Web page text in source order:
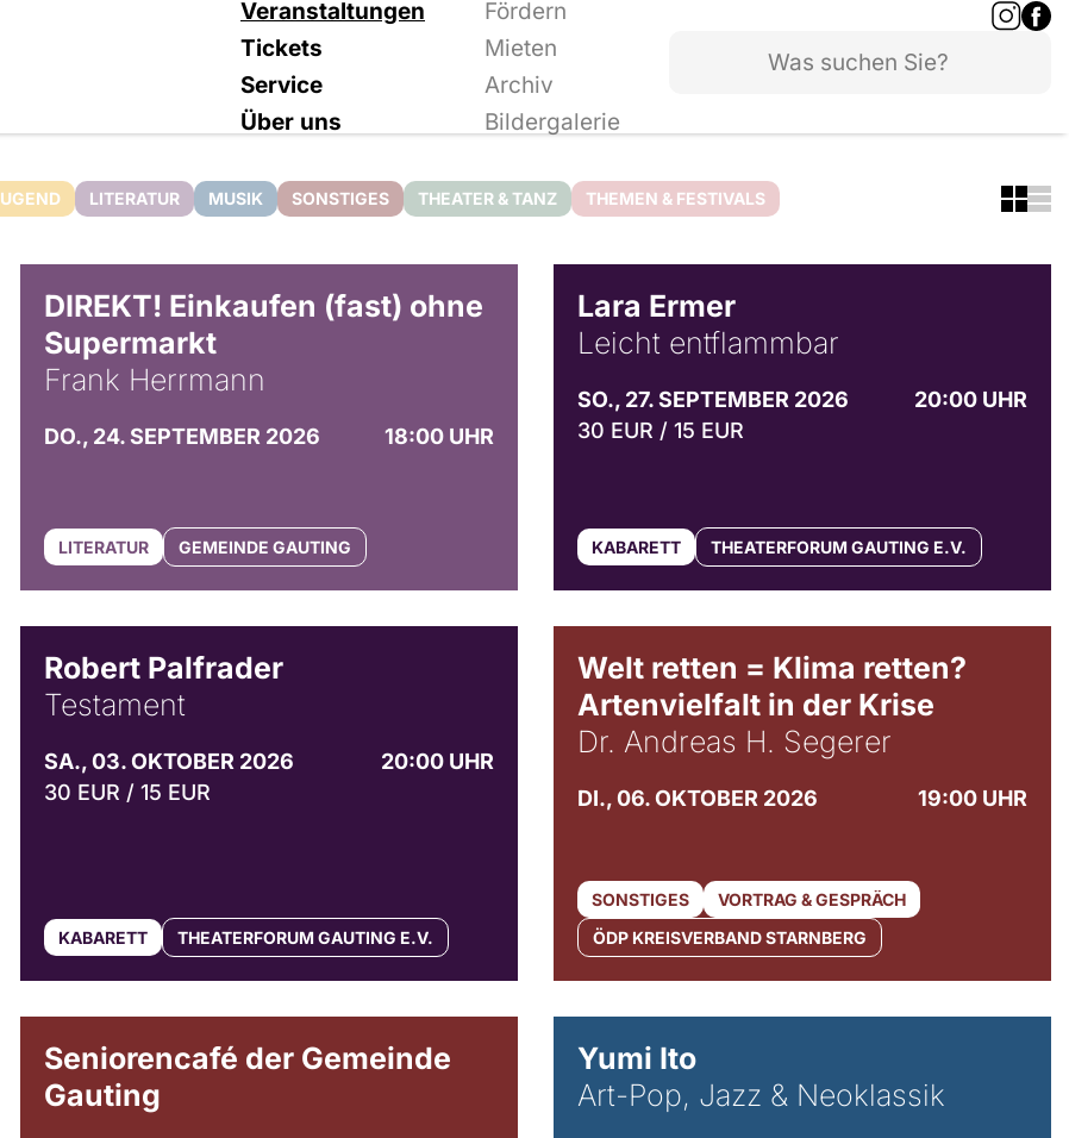
Veranstaltungen
Fördern
Tickets
Mieten
Service
Archiv
Über uns
Bildergalerie
LITERATUR MUSIK SONSTIGES THEATER & TANZ THEMEN & FESTIVALS
DIREKT! Einkaufen (fast) ohne
Supermarkt
Frank Herrmann
DO., 24. SEPTEMBER 2026 18:00 UHR
LITERATUR GEMEINDE GAUTING
Lara Ermer
Leicht entflammbar
SO., 27. SEPTEMBER 2026
20:00 UHR
30 EUR / 15 EUR
KABARETT THEATERFORUM GAUTING E.V.
Robert Palfrader
Testament
SA., 03. OKTOBER 2026
20:00 UHR
30 EUR / 15 EUR
KABARETT THEATERFORUM GAUTING E.V.
Welt retten = Klima retten?
Artenvielfalt in der Krise
Dr. Andreas H. Segerer
DI., 06. OKTOBER 2026 19:00 UHR
SONSTIGES
VORTRAG & GESPRÄCH
ÖDP KREISVERBAND STARNBERG
Seniorencafé der Gemeinde
Gauting
Yumi Ito
Art-Pop, Jazz & Neoklassik